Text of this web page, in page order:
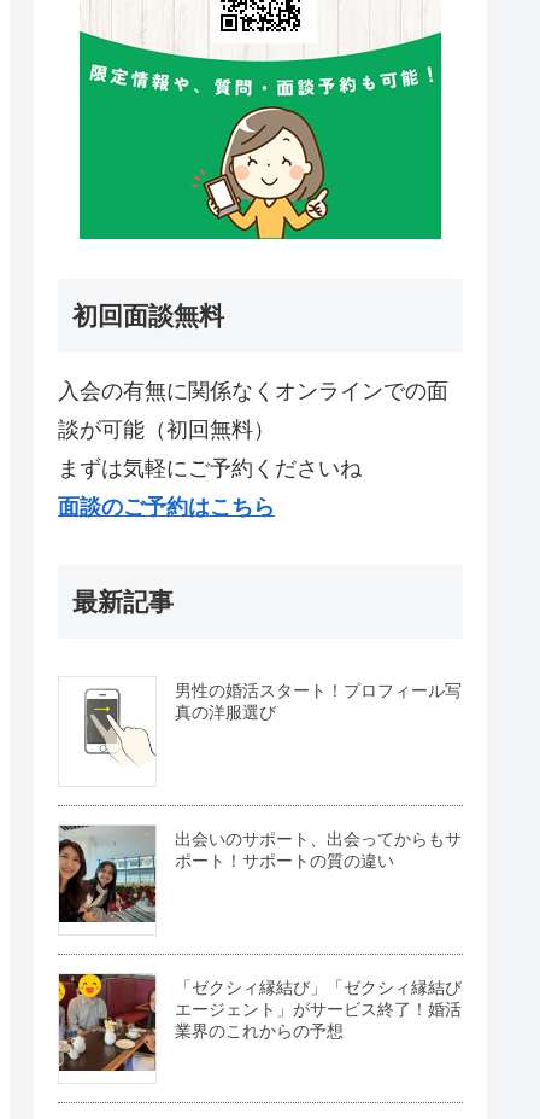
初回面談無料
入会の有無に関係なくオンラインでの面
談が可能（初回無料）
まずは気軽にご予約くださいね
面談のご予約はこちら
最新記事
男性の婚活スタート！プロフィール写
真の洋服選び
出会いのサポート、出会ってからもサ
ポート！サポートの質の違い
「ゼクシィ縁結び」「ゼクシィ縁結び
エージェント」がサービス終了！婚活
業界のこれからの予想